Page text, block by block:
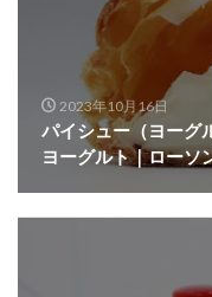
2023年10月16日
パイシュー（ヨーグ
ヨーグルト｜ローソ